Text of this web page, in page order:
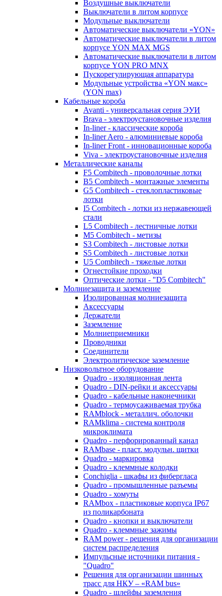
Воздушные выключатели
Выключатели в литом корпусе
Модульные выключатели
Автоматические выключатели «YON»
Автоматические выключатели в литом
корпусе YON MAX MGS
Автоматические выключатели в литом
корпусе YON PRO MNX
Пускорегулирующая аппаратура
Модульные устройства «YON макс»
(YON max)
Кабельные короба
Avanti - универсальная серия ЭУИ
Brava - электроустановочные изделия
In-liner - классические короба
In-liner Aero - алюминиевые короба
In-liner Front - инновационные короба
Viva - электроустановочные изделия
Металлические каналы
F5 Combitech - проволочные лотки
B5 Combitech - монтажные элементы
G5 Combitech - стеклопластиковые
лотки
I5 Combitech - лотки из нержавеющей
стали
L5 Combitech - лестничные лотки
M5 Combitech - метизы
S3 Combitech - листовые лотки
S5 Combitech - листовые лотки
U5 Combitech - тяжелые лотки
Огнестойкие проходки
Оптические лотки - "D5 Combitech"
Молниезащита и заземление
Изолированная молниезащита
Аксессуары
Держатели
Заземление
Молниеприемники
Проводники
Соединители
Электролитическое заземление
Низковольтное оборудование
Quadro - изоляционная лента
Quadro - DIN-рейки и аксессуары
Quadro - кабельные наконечники
Quadro - термоусаживаемая трубка
RAMblock - металлич. оболочки
RAMklima - система контроля
микроклимата
Quadro - перфорированный канал
RAMbase - пласт. модульн. щитки
Quadro - маркировка
Quadro - клеммные колодки
Conchiglia - шкафы из фибергласа
Quadro - промышленные разъемы
Quadro - хомуты
RAMbox - пластиковые корпуса IP67
из поликарбоната
Quadro - кнопки и выключатели
Quadro - клеммные зажимы
RAM power - решения для организации
систем распределения
Импульсные источники питания -
"Quadro"
Решения для организации шинных
трасс для НКУ – «RAM bus»
Quadro - шлейфы заземления